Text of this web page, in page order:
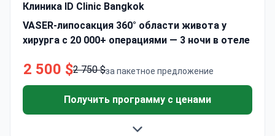
Клиника ID Clinic Bangkok
VASER-липосакция 360° области живота у
хирурга с 20 000+ операциями — 3 ночи в отеле
за пакетное предложение
2 750 $
2 500 $
Получить программу с ценами